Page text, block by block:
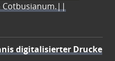
digitalisierter Drucke